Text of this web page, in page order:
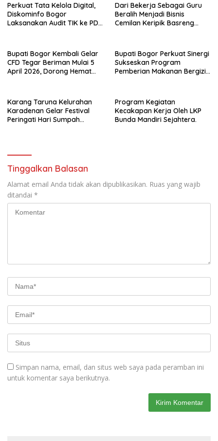
Perkuat Tata Kelola Digital,
Diskominfo Bogor
Laksanakan Audit TIK ke PD
Dari Bekerja Sebagai Guru
Beralih Menjadi Bisnis
Cemilan Keripik Basreng
Bupati Bogor Kembali Gelar
CFD Tegar Beriman Mulai 5
April 2026, Dorong Hemat
Bupati Bogor Perkuat Sinergi
Sukseskan Program
Pemberian Makanan Bergizi
Karang Taruna Kelurahan
Karadenan Gelar Festival
Peringati Hari Sumpah
Program Kegiatan
Kecakapan Kerja Oleh LKP
Bunda Mandiri Sejahtera.
Tinggalkan Balasan
Alamat email Anda tidak akan dipublikasikan. Ruas yang wajib
ditandai *
Simpan nama, email, dan situs web saya pada peramban ini
untuk komentar saya berikutnya.